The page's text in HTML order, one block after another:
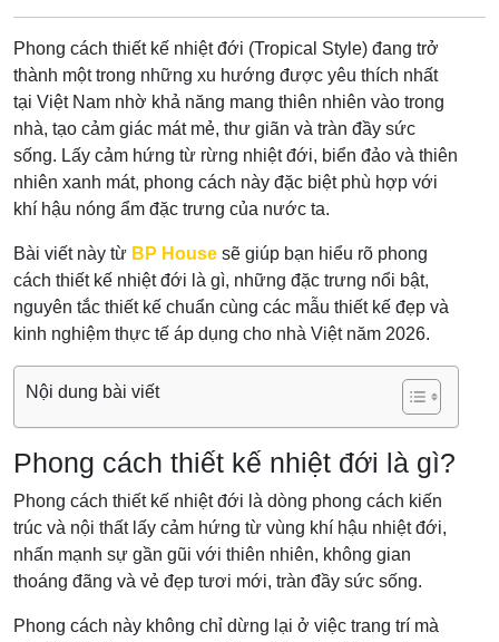
Phong cách thiết kế nhiệt đới (Tropical Style) đang trở
thành một trong những xu hướng được yêu thích nhất
tại Việt Nam nhờ khả năng mang thiên nhiên vào trong
nhà, tạo cảm giác mát mẻ, thư giãn và tràn đầy sức
sống. Lấy cảm hứng từ rừng nhiệt đới, biển đảo và thiên
nhiên xanh mát, phong cách này đặc biệt phù hợp với
khí hậu nóng ẩm đặc trưng của nước ta.
Bài viết này từ BP House sẽ giúp bạn hiểu rõ phong
cách thiết kế nhiệt đới là gì, những đặc trưng nổi bật,
nguyên tắc thiết kế chuẩn cùng các mẫu thiết kế đẹp và
kinh nghiệm thực tế áp dụng cho nhà Việt năm 2026.
Nội dung bài viết
Phong cách thiết kế nhiệt đới là gì?
Phong cách thiết kế nhiệt đới là dòng phong cách kiến
trúc và nội thất lấy cảm hứng từ vùng khí hậu nhiệt đới,
nhấn mạnh sự gần gũi với thiên nhiên, không gian
thoáng đãng và vẻ đẹp tươi mới, tràn đầy sức sống.
Phong cách này không chỉ dừng lại ở việc trang trí mà